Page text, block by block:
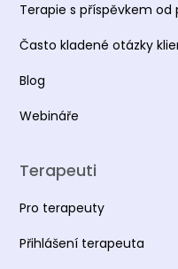
Terapie s příspěvkem od
Často kladené otázky
Blog
Webináře
Terapeuti
Pro terapeuty
Přihlášení terapeuta